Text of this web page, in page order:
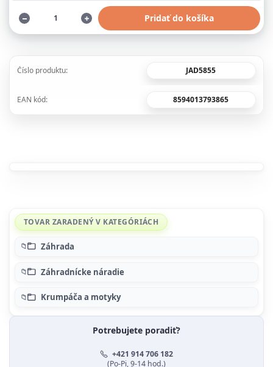
Pridať do košíka
Číslo produktu: JAD5855
EAN kód: 8594013793865
TOVAR ZARADENÝ V KATEGÓRIÁCH
Záhrada
Záhradnícke náradie
Krumpáča a motyky
Potrebujete poradiť?
+421 914 706 182
(Po-Pi, 9-14 hod.)